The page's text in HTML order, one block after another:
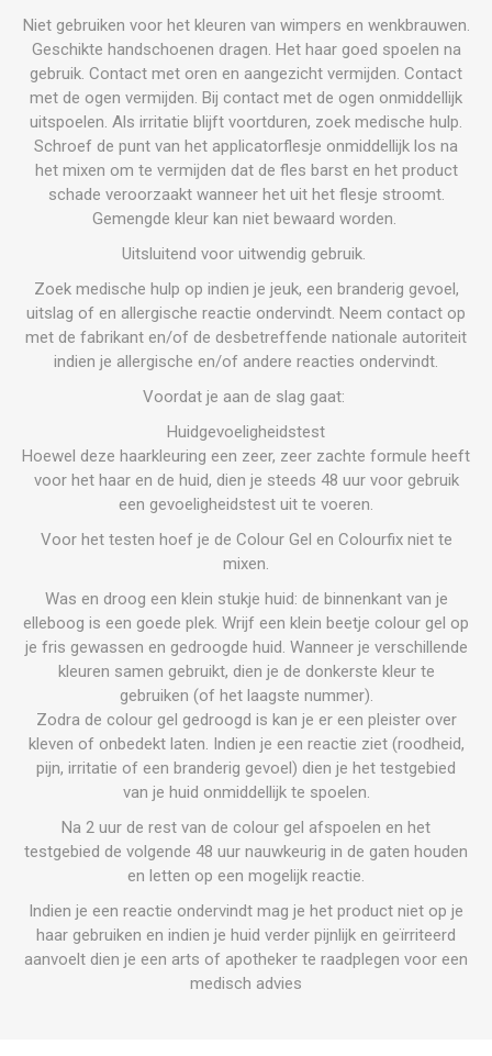
Niet gebruiken voor het kleuren van wimpers en wenkbrauwen.
Geschikte handschoenen dragen. Het haar goed spoelen na
gebruik. Contact met oren en aangezicht vermijden. Contact
met de ogen vermijden. Bij contact met de ogen onmiddellijk
uitspoelen. Als irritatie blijft voortduren, zoek medische hulp.
Schroef de punt van het applicatorflesje onmiddellijk los na
het mixen om te vermijden dat de fles barst en het product
schade veroorzaakt wanneer het uit het flesje stroomt.
Gemengde kleur kan niet bewaard worden.
Uitsluitend voor uitwendig gebruik.
Zoek medische hulp op indien je jeuk, een branderig gevoel,
uitslag of en allergische reactie ondervindt. Neem contact op
met de fabrikant en/of de desbetreffende nationale autoriteit
indien je allergische en/of andere reacties ondervindt.
Voordat je aan de slag gaat:
Huidgevoeligheidstest
Hoewel deze haarkleuring een zeer, zeer zachte formule heeft
voor het haar en de huid, dien je steeds 48 uur voor gebruik
een gevoeligheidstest uit te voeren.
Voor het testen hoef je de Colour Gel en Colourfix niet te
mixen.
Was en droog een klein stukje huid: de binnenkant van je
elleboog is een goede plek. Wrijf een klein beetje colour gel op
je fris gewassen en gedroogde huid. Wanneer je verschillende
kleuren samen gebruikt, dien je de donkerste kleur te
gebruiken (of het laagste nummer).
Zodra de colour gel gedroogd is kan je er een pleister over
kleven of onbedekt laten. Indien je een reactie ziet (roodheid,
pijn, irritatie of een branderig gevoel) dien je het testgebied
van je huid onmiddellijk te spoelen.
Na 2 uur de rest van de colour gel afspoelen en het
testgebied de volgende 48 uur nauwkeurig in de gaten houden
en letten op een mogelijk reactie.
Indien je een reactie ondervindt mag je het product niet op je
haar gebruiken en indien je huid verder pijnlijk en geïrriteerd
aanvoelt dien je een arts of apotheker te raadplegen voor een
medisch advies